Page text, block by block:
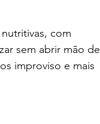
com
sem abrir mão de
improviso e mais